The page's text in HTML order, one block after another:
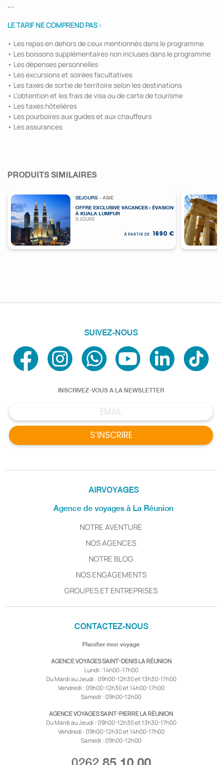
---
LE TARIF NE COMPREND PAS :
• Les repas en dehors de ceux mentionnés dans le programme
• Les boissons supplémentaires non incluses dans le programme
• Les dépenses personnelles
• Les excursions et soirées facultatives
• Les taxes de sortie de territoire selon les destinations
• L’obtention et les frais de visa ou de carte de tourisme
• Les taxes hôtelières
• Les pourboires aux guides et aux chauffeurs
• Les assurances
PRODUITS SIMILAIRES
SEJOURS - ASIE
OFFRE EXCLUSIVE VACANCES : ÉVASION
À KUALA LUMPUR
9 JOURS
À PARTIR DE 1690 €
AIRVOYAGES
Agence de voyages à La Réunion
NOTRE AVENTURE
NOS AGENCES
NOTRE BLOG
NOS ENGAGEMENTS
GROUPES ET ENTREPRISES
SUIVEZ-NOUS
INSCRIVEZ-VOUS A LA NEWSLETTER
S’INSCRIRE
CONTACTEZ-NOUS
Planifier mon voyage
AGENCE VOYAGES SAINT-DENIS LA RÉUNION
Lundi : 14h00–17h00
Du Mardi au Jeudi : 09h00-12h30 et 13h30-17h00
Vendredi : 09h00-12h30 et 14h00-17h00
Samedi : 09h00-12h00
AGENCE VOYAGES SAINT-PIERRE LA RÉUNION
Du Mardi au Jeudi : 09h00-12h30 et 13h30-17h00
Vendredi : 09h00-12h30 et 14h00-17h00
Samedi : 09h00-12h00